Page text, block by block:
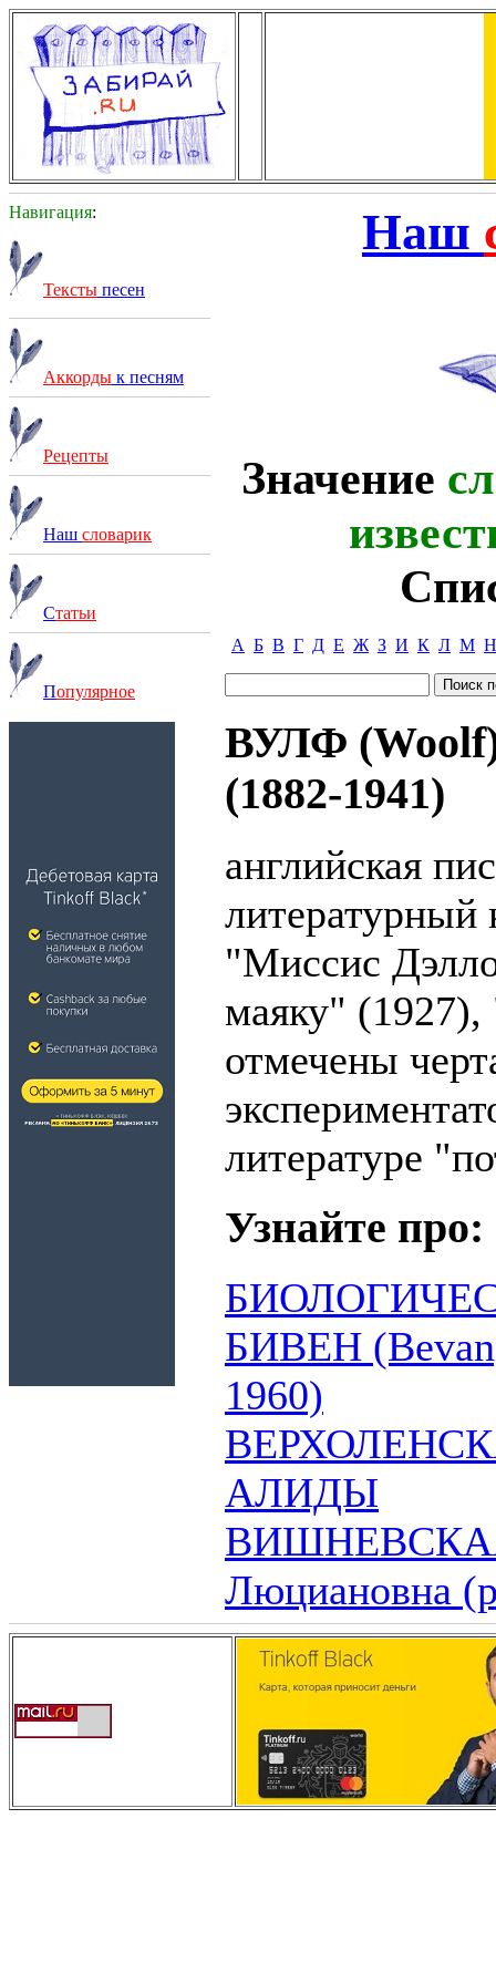
Навигация:
Тексты песен
Аккорды к песням
Рецепты
Наш словарик
Статьи
Популярное
Наш
Значение
А Б В Г Д Е Ж З И К Л М Н
ВУЛФ
(1882-1941)
английская
"Миссис
маяку"
отмечены
литературе
Узнайте про:
БИВЕН
1960)
АЛИДЫ
Люциановна